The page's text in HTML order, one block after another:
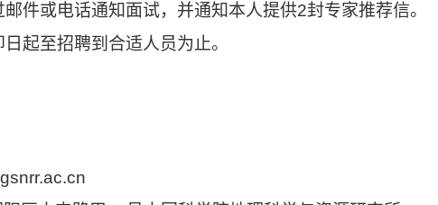
件或电话通知面试，并通知本人提供2封专家推荐信。
起至招聘到合适人员为止。